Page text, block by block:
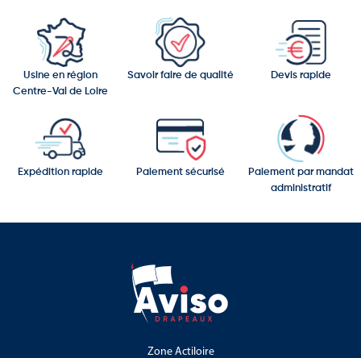
Usine en région
Centre-Val de Loire
Savoir faire de qualité Devis rapide
Expédition rapide Paiement sécurisé
Paiement par mandat
administratif
Zone Actiloire